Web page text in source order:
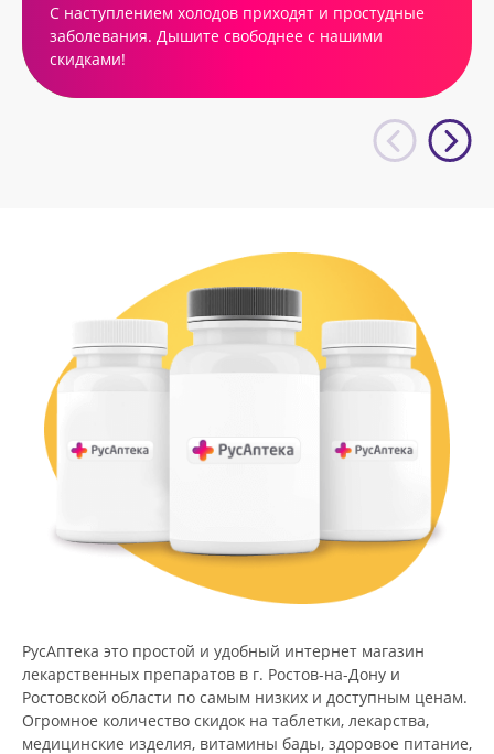
С наступлением холодов приходят и простудные
заболевания. Дышите свободнее с нашими
скидками!
РусАптека это простой и удобный интернет магазин
лекарственных препаратов в г. Ростов-на-Дону и
Ростовской области по самым низких и доступным ценам.
Огромное количество скидок на таблетки, лекарства,
медицинские изделия, витамины бады, здоровое питание,